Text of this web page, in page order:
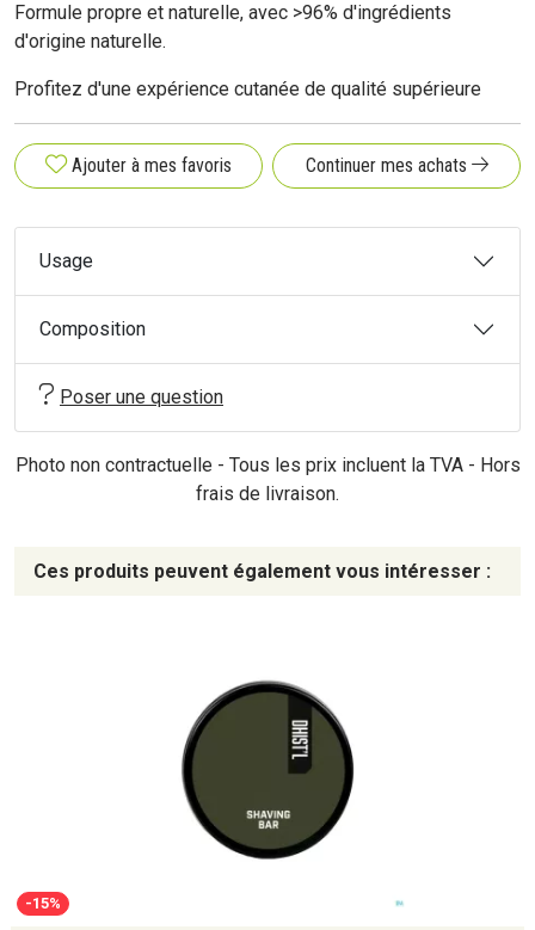
Formule propre et naturelle, avec >96% d'ingrédients
d'origine naturelle.
Profitez d'une expérience cutanée de qualité supérieure
Ajouter à mes favoris Continuer mes achats
Usage
Composition
Poser une question
Photo non contractuelle - Tous les prix incluent la TVA - Hors
frais de livraison.
Ces produits peuvent également vous intéresser :
-15%